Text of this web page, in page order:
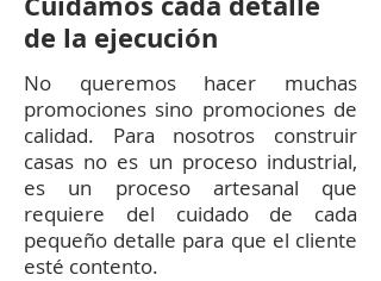
de la ejecución
No queremos hacer muchas
promociones sino promociones de
calidad. Para nosotros construir
casas no es un proceso industrial,
es un proceso artesanal que
requiere del cuidado de cada
pequeño detalle para que el cliente
esté contento.